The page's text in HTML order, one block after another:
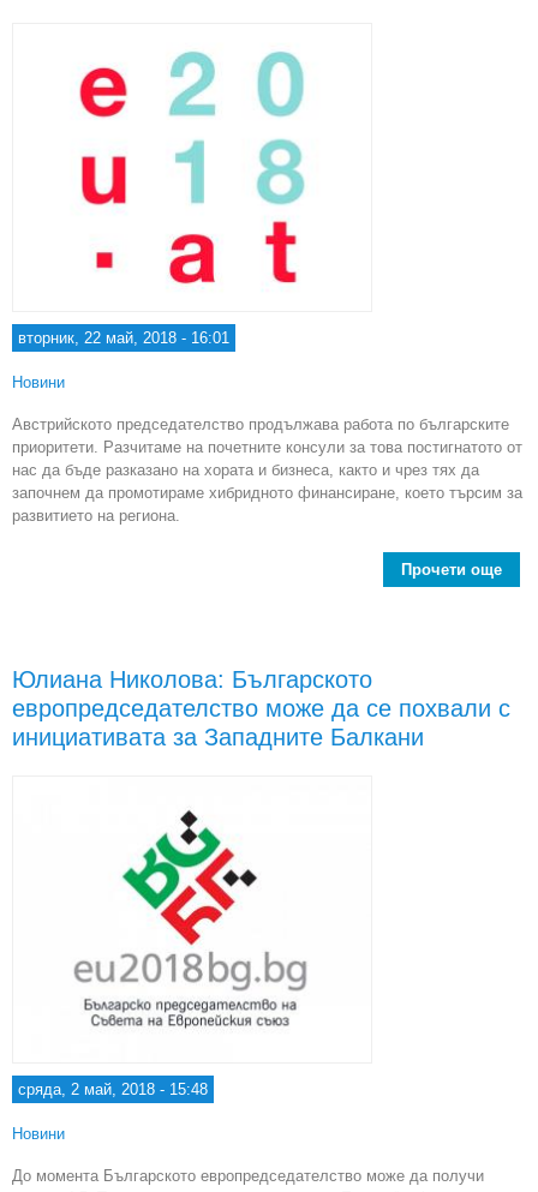
вторник, 22 май, 2018 - 16:01
Новини
Австрийското председателство продължава работа по българските
приоритети. Разчитаме на почетните консули за това постигнатото от
нас да бъде разказано на хората и бизнеса, както и чрез тях да
започнем да промотираме хибридното финансиране, което търсим за
развитието на региона.
Прочети още
Юлиана Николова: Българското
европредседателство може да се похвали с
инициативата за Западните Балкани
сряда, 2 май, 2018 - 15:48
Новини
До момента Българското европредседателство може да получи